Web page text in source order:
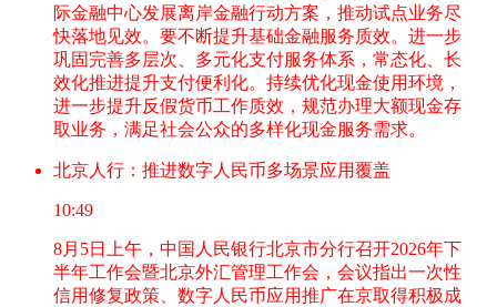
际金融中心发展离岸金融行动方案，推动试点业务尽
快落地见效。要不断提升基础金融服务质效。进一步
巩固完善多层次、多元化支付服务体系，常态化、长
效化推进提升支付便利化。持续优化现金使用环境，
进一步提升反假货币工作质效，规范办理大额现金存
取业务，满足社会公众的多样化现金服务需求。
北京人行：推进数字人民币多场景应用覆盖
10:49
8月5日上午，中国人民银行北京市分行召开2026年下
半年工作会暨北京外汇管理工作会，会议指出一次性
信用修复政策、数字人民币应用推广在京取得积极成